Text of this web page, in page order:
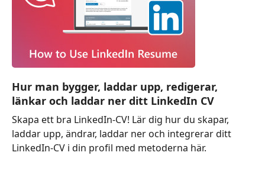
Hur man bygger, laddar upp, redigerar,
länkar och laddar ner ditt LinkedIn CV
Skapa ett bra LinkedIn-CV! Lär dig hur du skapar,
laddar upp, ändrar, laddar ner och integrerar ditt
LinkedIn-CV i din profil med metoderna här.